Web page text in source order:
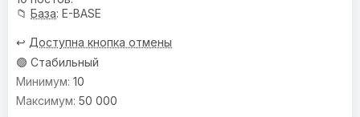
📁 База: E-BASE
↩️ Доступна кнопка отмены
🟢 Стабильный
10
50 000